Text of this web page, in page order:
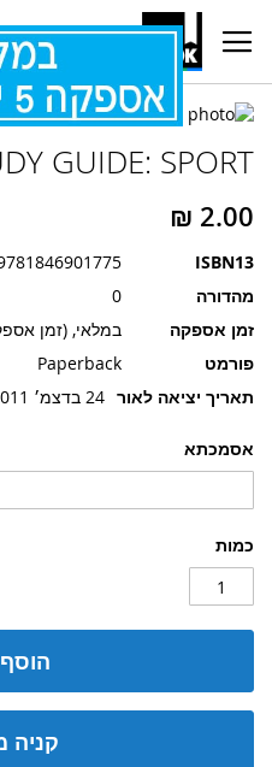
Skip
Content
אסמכתא
כמות
קניה
GUIDE: SPORT
ISBN13
מהדורה
0
זמן אספקה
במלאי, (זמן אספקה 5 ימי
פורמט
Paperback
תאריך יציאה לאור 24 בדצמ׳ 2011
לדלג
של
תמונות
להתחלה
גלריית
תמונות